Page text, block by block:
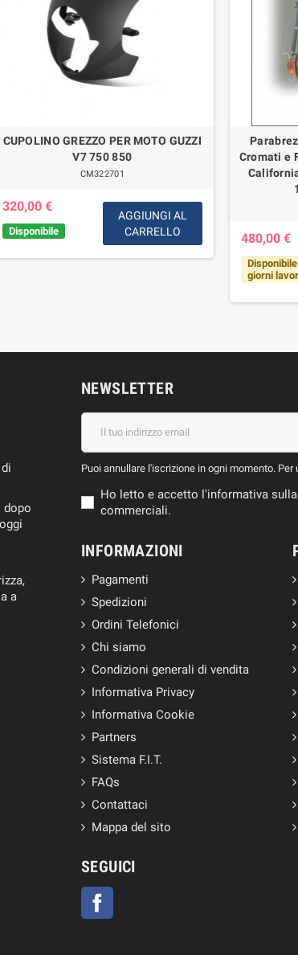
CUPOLINO GREZZO PER MOTO GUZZI
V7 750 850
CM322701
320,00 €
Disponibile
AGGIUNGI AL
CARRELLO
Cromati e
480,00 €
giorni
dopo
a
NEWSLETTER
Puoi annullare l'iscrizione in ogni momento.
Ho letto e accetto l'informativa
commerciali.
INFORMAZIONI
Pagamenti
Spedizioni
Ordini Telefonici
Chi siamo
Condizioni generali di vendita
Informativa Privacy
Informativa Cookie
Partners
Sistema F.I.T.
FAQs
Contattaci
Mappa del sito
SEGUICI